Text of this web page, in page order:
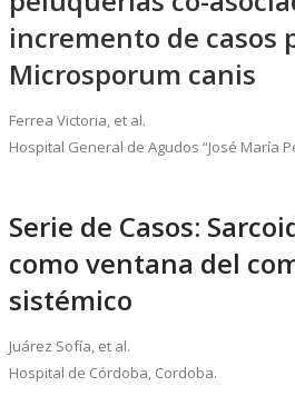
incremento de casos
Microsporum canis
Ferrea Victoria, et al.
Hospital General de Agudos “José María
Serie de Casos:
como ventana del
sistémico
Juárez Sofía, et al.
Hospital de Córdoba, Cordoba.